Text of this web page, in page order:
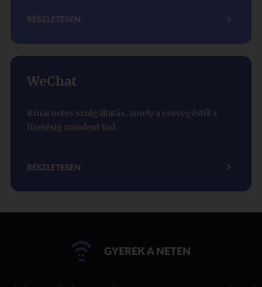
RÉSZLETESEN
WeChat
Kínai netes szolgáltatás, amely a csevegéstől a
fizetésig mindent tud.
RÉSZLETESEN
GYEREK A NETEN